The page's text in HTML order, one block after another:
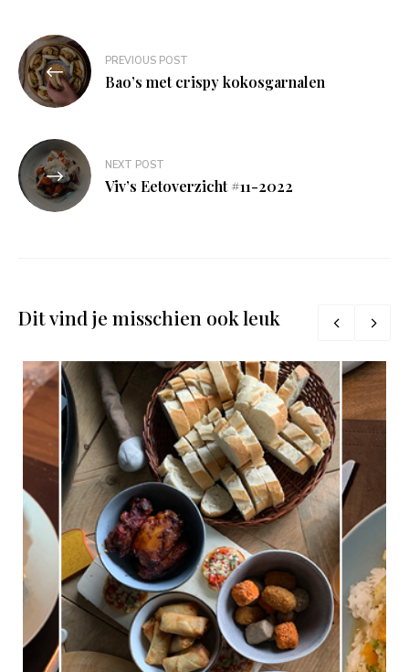
Bericht
navigatie
PREVIOUS POST
Bao’s met crispy kokosgarnalen
NEXT POST
Viv’s Eetoverzicht #11-2022
Dit vind je misschien ook leuk